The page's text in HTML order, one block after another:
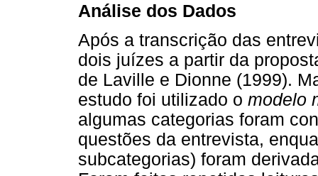
Análise dos Dados
Após a transcrição das
dois juízes a partir da
de Laville e Dionne (1999).
estudo foi utilizado o modelo
algumas categorias foram
questões da entrevista,
subcategorias) foram